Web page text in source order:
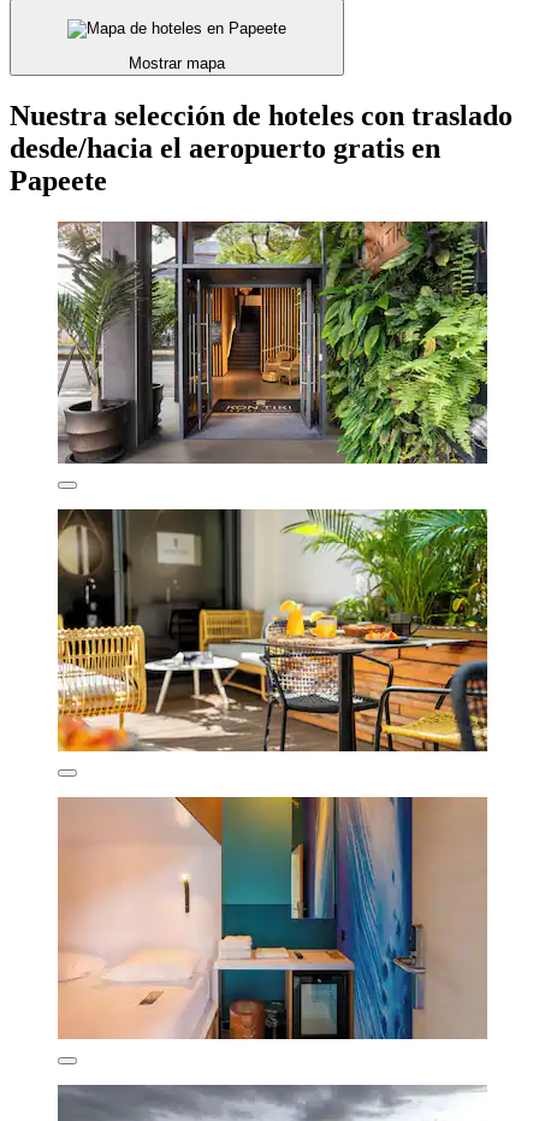
Mostrar mapa
Nuestra selección de hoteles con traslado
desde/hacia el aeropuerto gratis en
Papeete